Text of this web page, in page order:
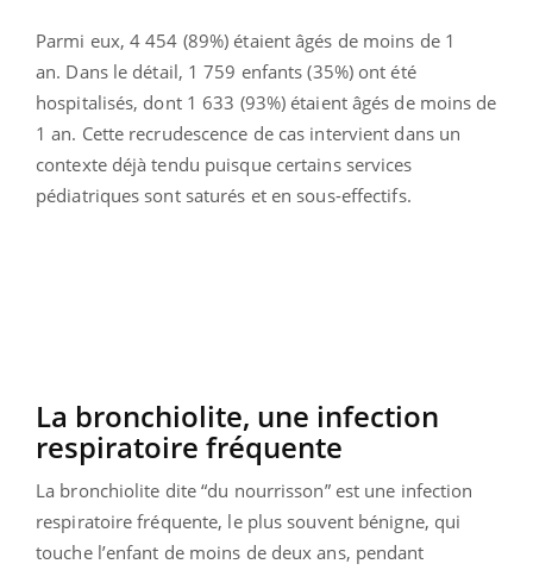
Parmi eux, 4 454 (89%) étaient âgés de moins de 1
an. Dans le détail, 1 759 enfants (35%) ont été
hospitalisés, dont 1 633 (93%) étaient âgés de moins de
1 an. Cette recrudescence de cas intervient dans un
contexte déjà tendu puisque certains services
pédiatriques sont saturés et en sous-effectifs.
La bronchiolite, une infection
respiratoire fréquente
La bronchiolite dite “du nourrisson” est une infection
respiratoire fréquente, le plus souvent bénigne, qui
touche l’enfant de moins de deux ans, pendant